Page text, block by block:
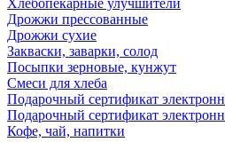
Хлебопекарные улучшители
Дрожжи прессованные
Дрожжи сухие
Закваски, заварки, солод
Посыпки зерновые, кунжут
Смеси для хлеба
Подарочный сертификат
Подарочный сертификат
Кофе, чай, напитки